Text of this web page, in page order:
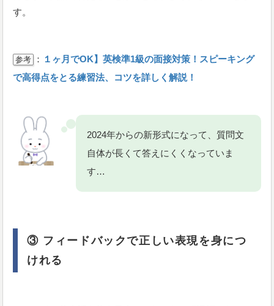
す。
参考 ： １ヶ月でOK】英検準1級の面接対策！スピーキング
で高得点をとる練習法、コツを詳しく解説！
2024年からの新形式になって、質問文
自体が長くて答えにくくなっていま
す…
③ フィードバックで正しい表現を身につ
けれる